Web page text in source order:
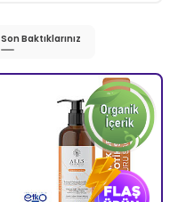
Son Baktıklarınız